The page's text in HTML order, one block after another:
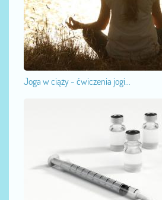
Joga w ciąży - ćwiczenia jogi...